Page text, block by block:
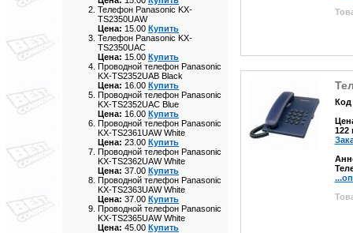
Телефон Panasonic KX-
TS2350UAW
Цена: 15.00 Купить
Телефон Panasonic KX-
TS2350UAC
Цена: 15.00 Купить
Проводной телефон Panasonic
KX-TS2352UAB Black
Цена: 16.00 Купить
Проводной телефон Panasonic
KX-TS2352UAC Blue
Цена: 16.00 Купить
Проводной телефон Panasonic
KX-TS2361UAW White
Цена: 23.00 Купить
Проводной телефон Panasonic
KX-TS2362UAW White
Цена: 37.00 Купить
Проводной телефон Panasonic
KX-TS2363UAW White
Цена: 37.00 Купить
Проводной телефон Panasonic
KX-TS2365UAW White
Цена: 45.00 Купить
Код
122